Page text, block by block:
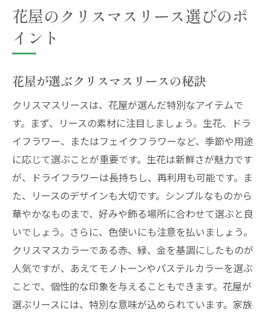
花屋が教えるクリスマスリースの魅力
クリスマスの心を彩るリースの秘密
花屋が提案するリースの魅力ポイント
特別な日を彩るリースの魅力紹介
花屋が作るリースの魅力体験
心温まる花屋のクリスマスリース
心温まる花屋のリースの選び方
温もりを感じるクリスマスリースの選び方
花屋が心を込めたクリスマスリース
家庭を彩る花屋の暖かいリース
心が弾む花屋の特製クリスマスリース
花屋が心を込めるクリスマスリースの魅力
クリスマスリースの選び方と花屋の知恵
花屋のクリスマスリース選びのポ
イント
花屋が選ぶクリスマスリースの秘訣
クリスマスリースは、花屋が選んだ特別なアイテムで
す。まず、リースの素材に注目しましょう。生花、ドラ
イフラワー、またはフェイクフラワーなど、季節や用途
に応じて選ぶことが重要です。生花は新鮮さが魅力です
が、ドライフラワーは長持ちし、再利用も可能です。ま
た、リースのデザインも大切です。シンプルなものから
華やかなものまで、好みや飾る場所に合わせて選ぶと良
いでしょう。さらに、色使いにも注意を払いましょう。
クリスマスカラーである赤、緑、金を基調にしたものが
人気ですが、あえてモノトーンやパステルカラーを選ぶ
ことで、個性的な印象を与えることもできます。花屋が
選ぶリースには、特別な意味が込められています。家族